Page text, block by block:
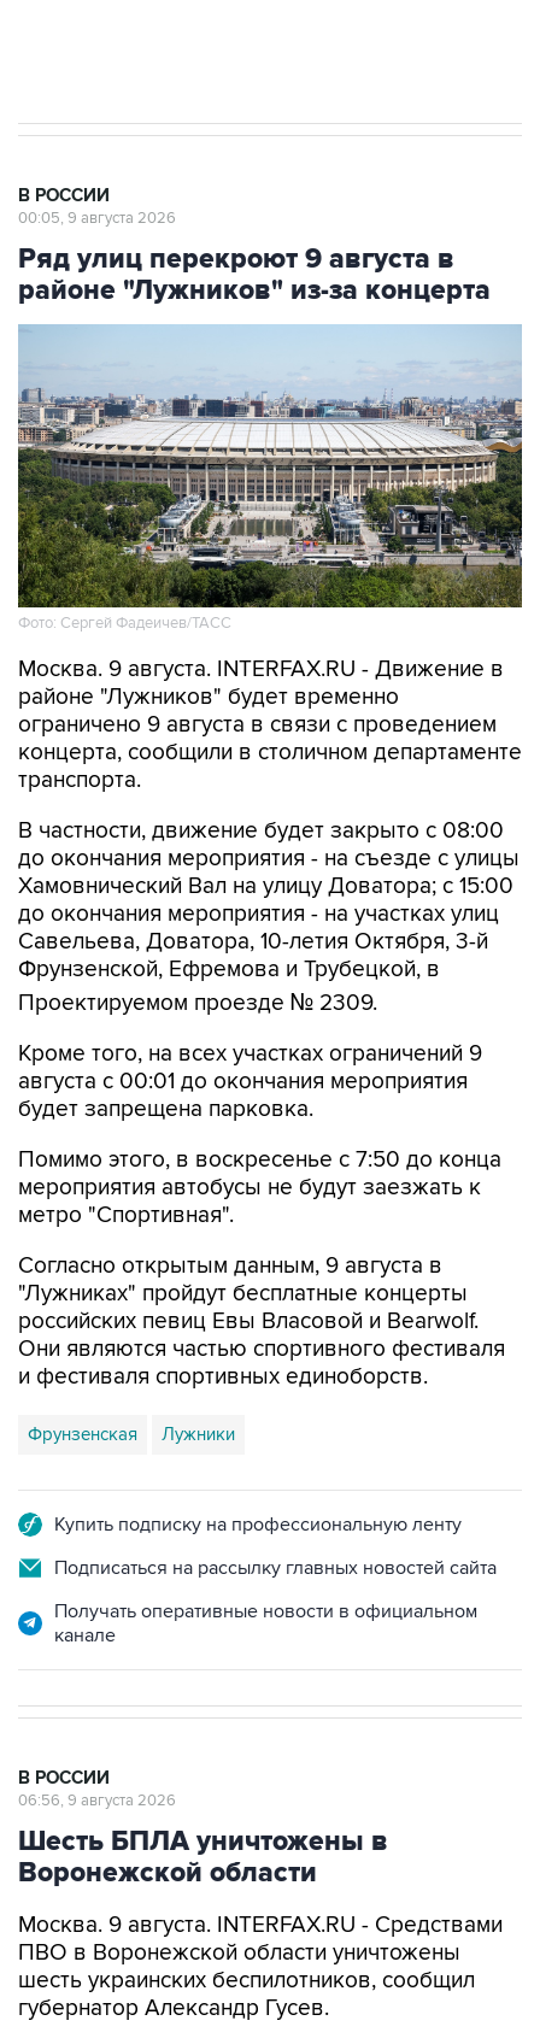
В РОССИИ
00:05, 9 августа 2026
Ряд улиц перекроют 9 августа в
районе "Лужников" из-за концерта
Фото: Сергей Фадеичев/ТАСС
Москва. 9 августа. INTERFAX.RU - Движение в
районе "Лужников" будет временно
ограничено 9 августа в связи с проведением
концерта, сообщили в столичном департаменте
транспорта.
В частности, движение будет закрыто с 08:00
до окончания мероприятия - на съезде с улицы
Хамовнический Вал на улицу Доватора; с 15:00
до окончания мероприятия - на участках улиц
Савельева, Доватора, 10-летия Октября, 3-й
Фрунзенской, Ефремова и Трубецкой, в
Проектируемом проезде № 2309.
Кроме того, на всех участках ограничений 9
августа с 00:01 до окончания мероприятия
будет запрещена парковка.
Помимо этого, в воскресенье с 7:50 до конца
мероприятия автобусы не будут заезжать к
метро "Спортивная".
Согласно открытым данным, 9 августа в
"Лужниках" пройдут бесплатные концерты
российских певиц Евы Власовой и Bearwolf.
Они являются частью спортивного фестиваля
и фестиваля спортивных единоборств.
Фрунзенская Лужники
Купить подписку на профессиональную ленту
Подписаться на рассылку главных новостей сайта
Получать оперативные новости в официальном
канале
В РОССИИ
06:56, 9 августа 2026
Шесть БПЛА уничтожены в
Воронежской области
Москва. 9 августа. INTERFAX.RU - Средствами
ПВО в Воронежской области уничтожены
шесть украинских беспилотников, сообщил
губернатор Александр Гусев.